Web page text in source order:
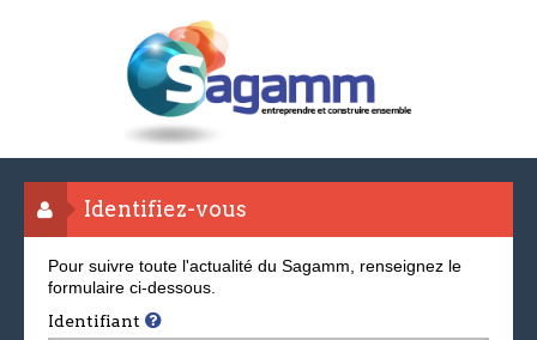
Identifiez-vous
Pour suivre toute l'actualité du Sagamm, renseignez le
formulaire ci-dessous.
Identifiant